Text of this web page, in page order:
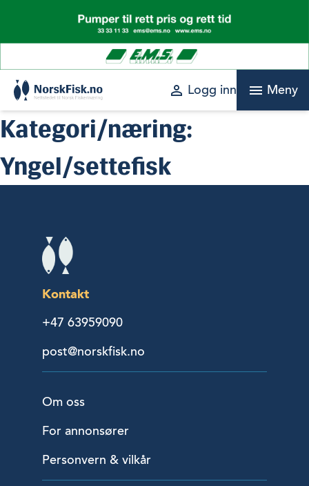
content
perm_identity Logg inn menu Meny
Kategori/næring:
Yngel/settefisk
Kontakt
+47 63959090
post@norskfisk.no
Om oss
For annonsører
Personvern & vilkår